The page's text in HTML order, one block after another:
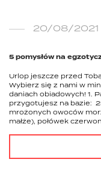
20/08/2021
5 pomysłów na
Urlop jeszcze przed
Wybierz się z nami w
daniach obiadowych! 1.
przygotujesz na bazie:
mrożonych owoców
małże), połówek